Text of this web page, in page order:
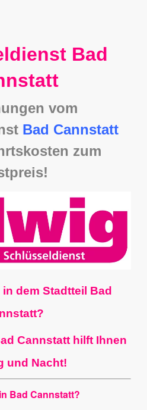
Bad
vom
Bad Cannstatt
zum
dem Stadtteil Bad
Cannstatt hilft Ihnen
und Nacht!
Bad Cannstatt?